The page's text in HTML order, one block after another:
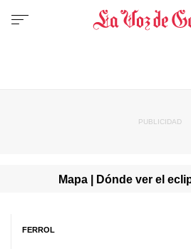
Mapa | Dónde ver el
FERROL